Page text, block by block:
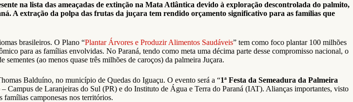
na lista das ameaçadas de extinção na Mata Atlântica devido à exploração descontrolada do palmito,
A extração da polpa das frutas da juçara tem rendido orçamento significativo para as famílias que
brasileiros. O Plano “Plantar Árvores e Produzir Alimentos Saudáveis” tem como foco plantar 100 milhões
para as famílias envolvidas. No Paraná, tendo como meta uma décima parte desse compromisso nacional, o
(ao menos quase três milhões de caroços) da palmeira Juçara.
Balduíno, no município de Quedas do Iguaçu. O evento será a “1ª Festa da Semeadura da Palmeira
Campus de Laranjeiras do Sul (PR) e do Instituto de Água e Terra do Paraná (IAT). Alianças importantes, visto
famílias camponesas nos territórios.